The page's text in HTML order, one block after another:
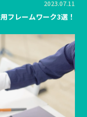
2023.07.11
フレームワーク3選！